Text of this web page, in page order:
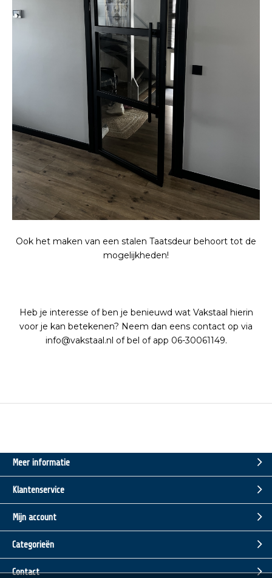
Ook het maken van een stalen Taatsdeur behoort tot de
mogelijkheden!
Heb je interesse of ben je benieuwd wat Vakstaal hierin
voor je kan betekenen? Neem dan eens contact op via
info@vakstaal.nl of bel of app 06-30061149.
Meer informatie
Klantenservice
Mijn account
Categorieën
Contact